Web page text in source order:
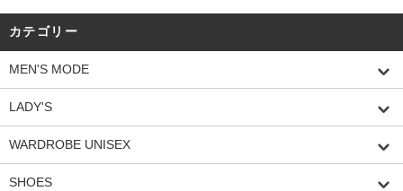
カテゴリー
MEN'S MODE
LADY'S
WARDROBE UNISEX
SHOES